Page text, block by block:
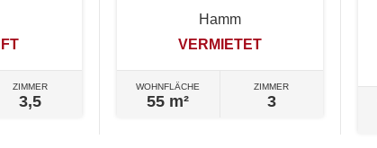
ZIMMER
3,5
Hamm
VERMIETET
WOHNFLÄCHE
55 m²
ZIMMER
3